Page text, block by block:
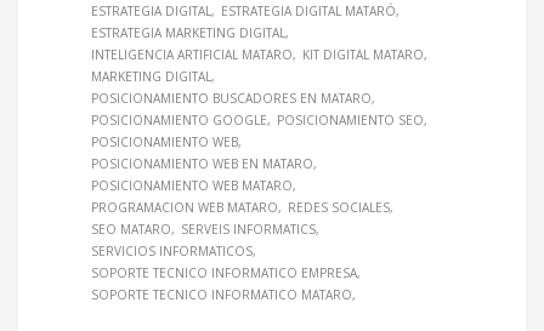
ESTRATEGIA DIGITAL
ESTRATEGIA DIGITAL MATARÓ
ESTRATEGIA MARKETING DIGITAL
INTELIGENCIA ARTIFICIAL MATARO
KIT DIGITAL MATARO
MARKETING DIGITAL
POSICIONAMIENTO BUSCADORES EN MATARO
POSICIONAMIENTO GOOGLE
POSICIONAMIENTO SEO
POSICIONAMIENTO WEB
POSICIONAMIENTO WEB EN MATARO
POSICIONAMIENTO WEB MATARO
PROGRAMACION WEB MATARO
REDES SOCIALES
SEO MATARO
SERVEIS INFORMATICS
SERVICIOS INFORMATICOS
SOPORTE TECNICO INFORMATICO EMPRESA
SOPORTE TECNICO INFORMATICO MATARO